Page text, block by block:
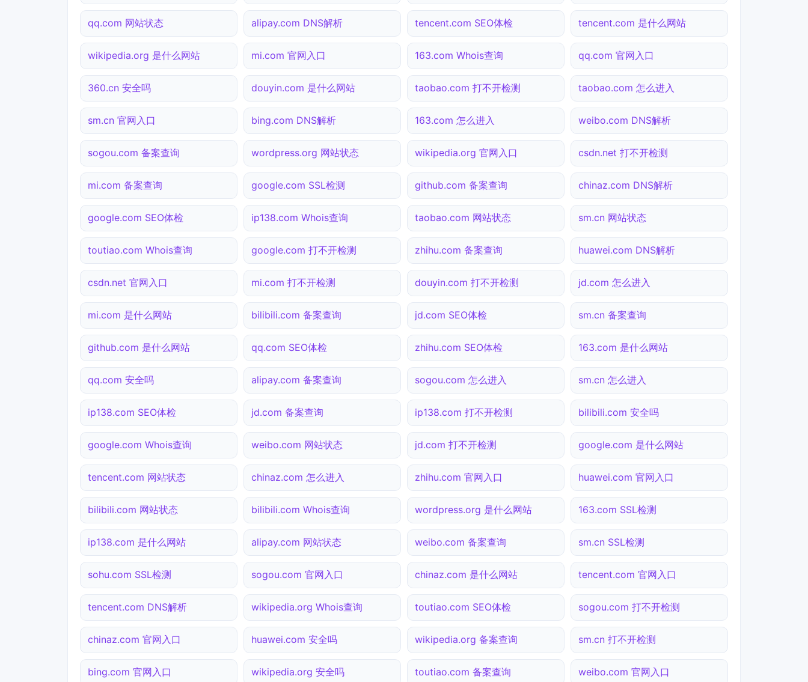
qq.com 网站状态 alipay.com DNS解析 tencent.com SEO体检 tencent.com 是什么网站
wikipedia.org 是什么网站 mi.com 官网入口 163.com Whois查询 qq.com 官网入口
360.cn 安全吗 douyin.com 是什么网站 taobao.com 打不开检测 taobao.com 怎么进入
sm.cn 官网入口 bing.com DNS解析 163.com 怎么进入 weibo.com DNS解析
sogou.com 备案查询 wordpress.org 网站状态 wikipedia.org 官网入口 csdn.net 打不开检测
mi.com 备案查询 google.com SSL检测 github.com 备案查询 chinaz.com DNS解析
google.com SEO体检 ip138.com Whois查询 taobao.com 网站状态 sm.cn 网站状态
toutiao.com Whois查询 google.com 打不开检测 zhihu.com 备案查询 huawei.com DNS解析
csdn.net 官网入口 mi.com 打不开检测 douyin.com 打不开检测 jd.com 怎么进入
mi.com 是什么网站 bilibili.com 备案查询 jd.com SEO体检 sm.cn 备案查询
github.com 是什么网站 qq.com SEO体检 zhihu.com SEO体检 163.com 是什么网站
qq.com 安全吗 alipay.com 备案查询 sogou.com 怎么进入 sm.cn 怎么进入
ip138.com SEO体检 jd.com 备案查询 ip138.com 打不开检测 bilibili.com 安全吗
google.com Whois查询 weibo.com 网站状态 jd.com 打不开检测 google.com 是什么网站
tencent.com 网站状态 chinaz.com 怎么进入 zhihu.com 官网入口 huawei.com 官网入口
bilibili.com 网站状态 bilibili.com Whois查询 wordpress.org 是什么网站 163.com SSL检测
ip138.com 是什么网站 alipay.com 网站状态 weibo.com 备案查询 sm.cn SSL检测
sohu.com SSL检测 sogou.com 官网入口 chinaz.com 是什么网站 tencent.com 官网入口
tencent.com DNS解析 wikipedia.org Whois查询 toutiao.com SEO体检 sogou.com 打不开检测
chinaz.com 官网入口 huawei.com 安全吗 wikipedia.org 备案查询 sm.cn 打不开检测
bing.com 官网入口 wikipedia.org 安全吗 toutiao.com 备案查询 weibo.com 官网入口